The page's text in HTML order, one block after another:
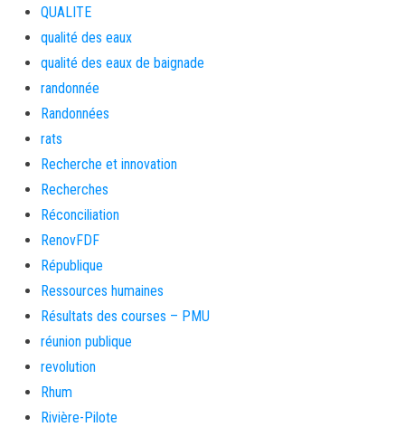
QUALITE
qualité des eaux
qualité des eaux de baignade
randonnée
Randonnées
rats
Recherche et innovation
Recherches
Réconciliation
RenovFDF
République
Ressources humaines
Résultats des courses – PMU
réunion publique
revolution
Rhum
Rivière-Pilote